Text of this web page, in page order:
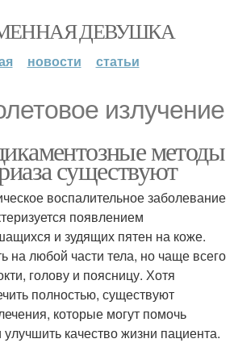
ДЕВУШКА
новости статьи
излучение
методы
существуют
воспалительное заболевание
появлением
и зудящих пятен на коже.
на любой части тела, но чаще всего
голову и поясницу. Хотя
полностью, существуют
которые могут помочь
качество жизни пациента.